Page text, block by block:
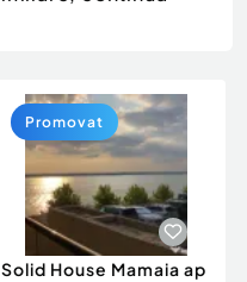
Solid House Mamaia ap
Promovat